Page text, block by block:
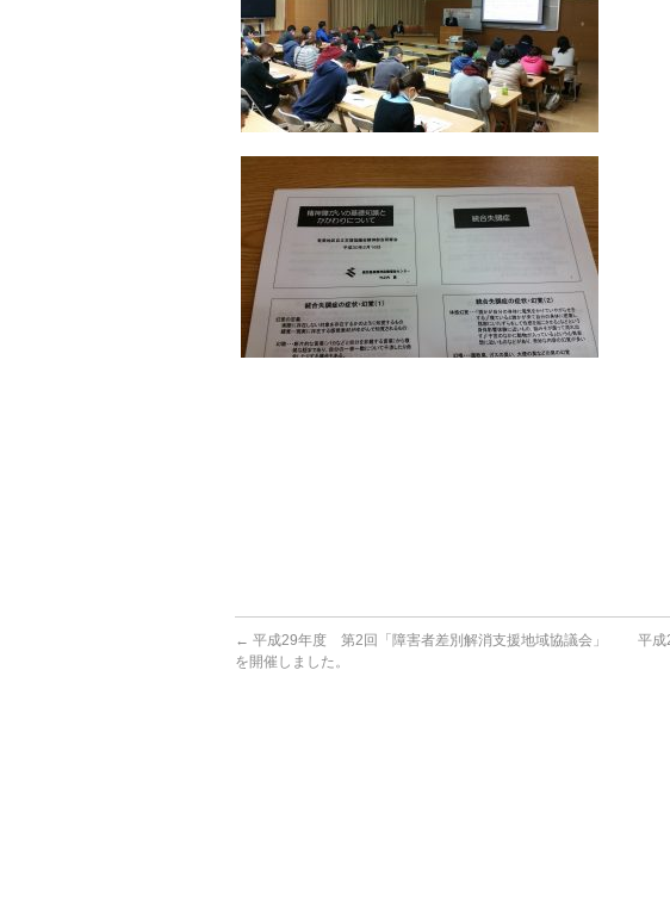
← 平成29年度 第2回「障害者差別解消支援地域協議会」
を開催しました。
平